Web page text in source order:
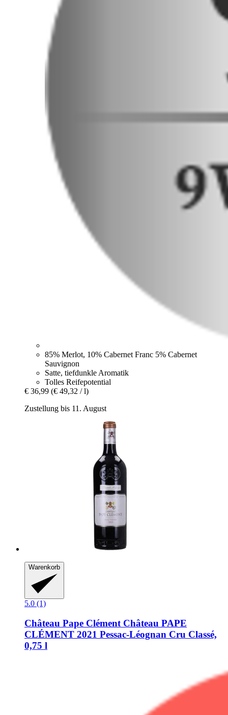
85% Merlot, 10% Cabernet Franc 5% Cabernet
Sauvignon
Satte, tiefdunkle Aromatik
Tolles Reifepotential
€ 36,99 (€ 49,32 / l)
Zustellung bis 11. August
Warenkorb
5.0 (1)
Château Pape Clément Château PAPE
CLÉMENT 2021 Pessac-​Léognan Cru Classé,
0,75 l